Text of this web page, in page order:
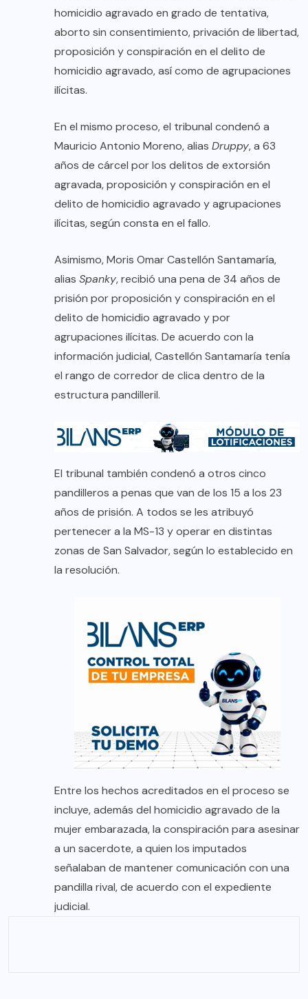
homicidio agravado en grado de tentativa,
aborto sin consentimiento, privación de libertad,
proposición y conspiración en el delito de
homicidio agravado, así como de agrupaciones
ilícitas.
En el mismo proceso, el tribunal condenó a
Mauricio Antonio Moreno, alias Druppy, a 63
años de cárcel por los delitos de extorsión
agravada, proposición y conspiración en el
delito de homicidio agravado y agrupaciones
ilícitas, según consta en el fallo.
Asimismo, Moris Omar Castellón Santamaría,
alias Spanky, recibió una pena de 34 años de
prisión por proposición y conspiración en el
delito de homicidio agravado y por
agrupaciones ilícitas. De acuerdo con la
información judicial, Castellón Santamaría tenía
el rango de corredor de clica dentro de la
estructura pandilleril.
El tribunal también condenó a otros cinco
pandilleros a penas que van de los 15 a los 23
años de prisión. A todos se les atribuyó
pertenecer a la MS-13 y operar en distintas
zonas de San Salvador, según lo establecido en
la resolución.
Entre los hechos acreditados en el proceso se
incluye, además del homicidio agravado de la
mujer embarazada, la conspiración para asesinar
a un sacerdote, a quien los imputados
señalaban de mantener comunicación con una
pandilla rival, de acuerdo con el expediente
judicial.